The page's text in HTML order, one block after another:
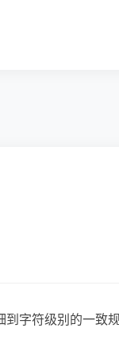
字符级别的一致